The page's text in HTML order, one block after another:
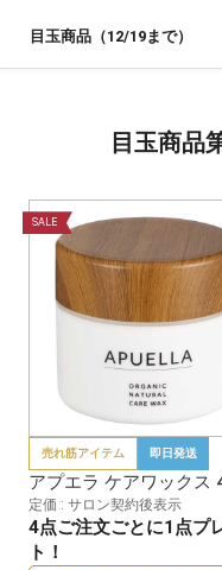
目玉商品（12/19まで）
目玉商品
SALE
売れ筋アイテム 即日発送
アプエラ ケアワックス
定価 : サロン契約後表示
4点ご注文ごとに1点プ
ト！